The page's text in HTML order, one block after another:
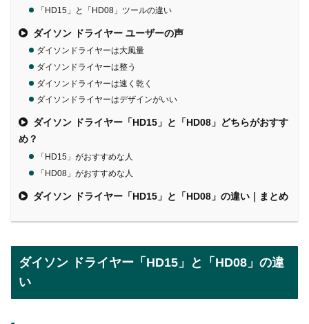
「HD15」と「HD08」ツールの違い
ダイソン ドライヤー ユーザーの声
ダイソンドライヤーは大風量
ダイソンドライヤーは整う
ダイソンドライヤーは速く乾く
ダイソンドライヤーはデザインがいい
ダイソン ドライヤー「HD15」と「HD08」どちらがおすす
め？
「HD15」がおすすめな人
「HD08」がおすすめな人
ダイソン ドライヤー「HD15」と「HD08」の違い｜まとめ
ダイソン ドライヤー「HD15」と「HD08」の違
い